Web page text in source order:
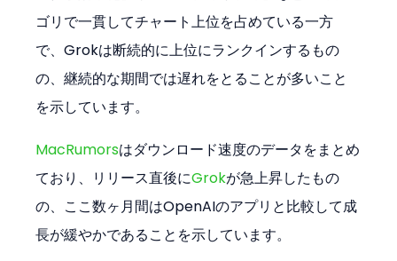
ゴリで一貫してチャート上位を占めている一方
で、Grokは断続的に上位にランクインするもの
の、継続的な期間では遅れをとることが多いこと
を示しています。
MacRumorsはダウンロード速度のデータをまとめ
ており、リリース直後にGrokが急上昇したもの
の、ここ数ヶ月間はOpenAIのアプリと比較して成
長が緩やかであることを示しています。